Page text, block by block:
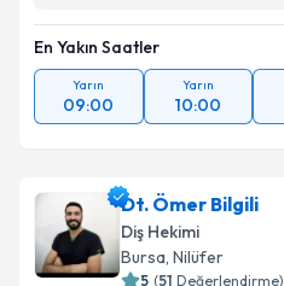
En Yakın Saatler
Yarın
09:00
Yarın
10:00
Dt. Ömer Bilgili
Diş Hekimi
Bursa, Nilüfer
5 (51 Değerlendirme)